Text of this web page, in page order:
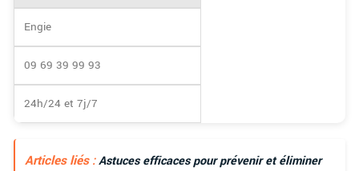
Engie
09 69 39 99 93
24h/24 et 7j/7
Articles liés :Astuces efficaces pour prévenir et éliminer